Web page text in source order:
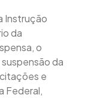
Instrução
da
o
da
e
Federal,